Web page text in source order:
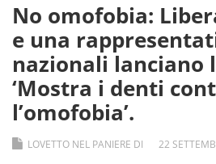
No omofobia:
e una
nazionali lanciano
‘Mostra i denti
l’omofobia’.
LOVETTO NEL PANIERE DI 22